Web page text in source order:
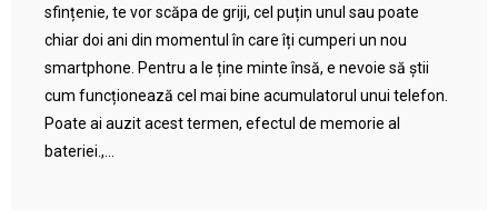
sfințenie, te vor scăpa de griji, cel puțin unul sau poate
chiar doi ani din momentul în care îți cumperi un nou
smartphone. Pentru a le ține minte însă, e nevoie să știi
cum funcționează cel mai bine acumulatorul unui telefon.
Poate ai auzit acest termen, efectul de memorie al
bateriei.,...